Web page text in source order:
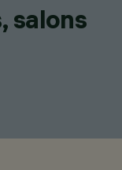
salons